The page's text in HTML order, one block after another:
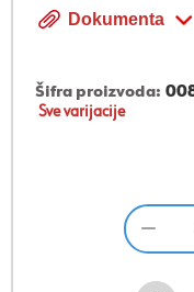
Dokumenta
Šifra proizvoda:
Sve varijacije